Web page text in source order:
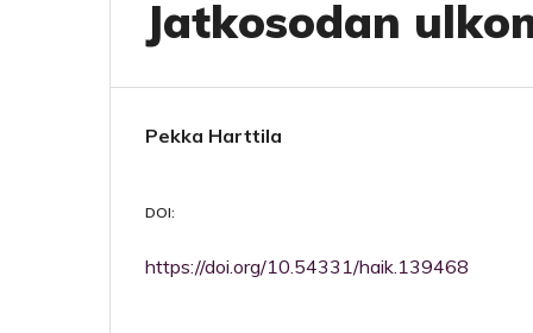
Jatkosodan
Pekka Harttila
DOI:
https://doi.org/10.54331/haik.139468